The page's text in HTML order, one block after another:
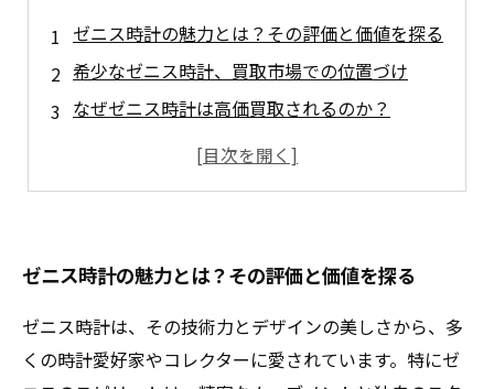
ゼニス時計の魅力とは？その評価と価値を探る
希少なゼニス時計、買取市場での位置づけ
なぜゼニス時計は高価買取されるのか？
高価買取を実現するためのポイント
ゼニス時計の魅力とは？その評価と価値を探る
ゼニス時計は、その技術力とデザインの美しさから、多
くの時計愛好家やコレクターに愛されています。特にゼ